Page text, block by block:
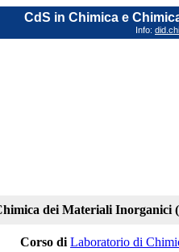
CdS in Chimica e
Info:
dei Materiali Inorganici
Corso di Laboratorio di